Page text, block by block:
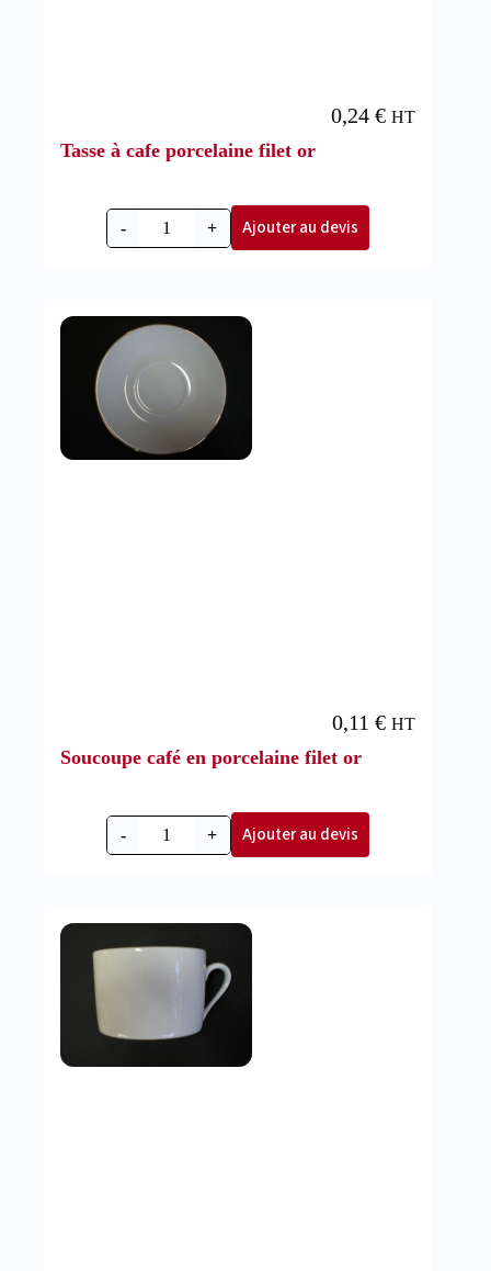
Tasse à cafe porcelaine filet or
0,24€ HT
- + Ajouter au devis
Soucoupe café en porcelaine filet or
0,11€ HT
- + Ajouter au devis